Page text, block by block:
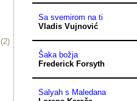
(2)
Sa svemirom na ti
Vladis Vujnović
Šaka božja
Frederick Forsyth
Salyah s Maledana